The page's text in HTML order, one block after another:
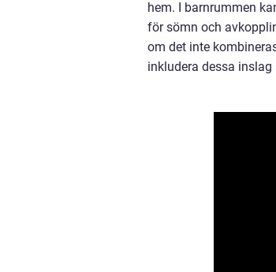
hem. I barnrummen
för sömn och
om det inte
inkludera dessa